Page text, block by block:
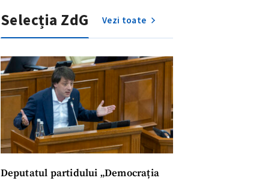
Selecția ZdG Vezi toate
Deputatul partidului „Democrația